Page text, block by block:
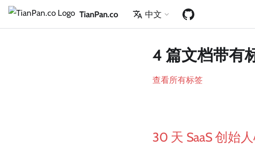
TianPan.co 中文
4 篇文档带有
查看所有标签
30 天 SaaS 创始